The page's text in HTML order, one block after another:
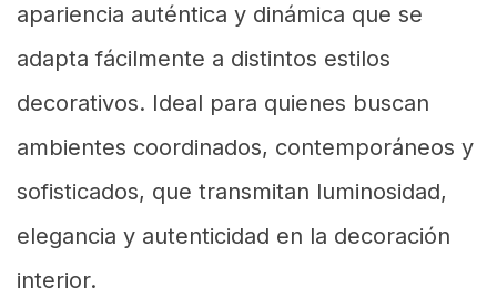
apariencia auténtica y dinámica que se
adapta fácilmente a distintos estilos
decorativos. Ideal para quienes buscan
ambientes coordinados, contemporáneos y
sofisticados, que transmitan luminosidad,
elegancia y autenticidad en la decoración
interior.